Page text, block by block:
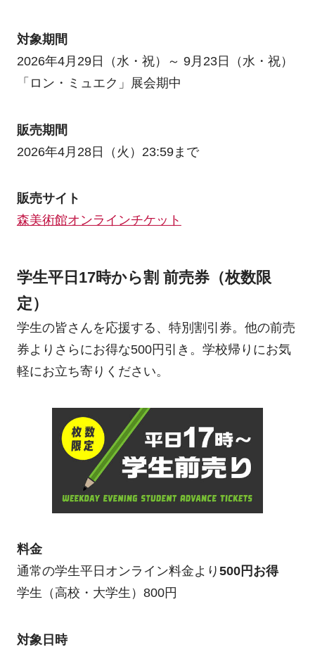
対象期間
2026年4月29日（水・祝）～ 9月23日（水・祝）
「ロン・ミュエク」展会期中
販売期間
2026年4月28日（火）23:59まで
販売サイト
森美術館オンラインチケット
学生平日17時から割 前売券（枚数限
定）
学生の皆さんを応援する、特別割引券。他の前売
券よりさらにお得な500円引き。学校帰りにお気
軽にお立ち寄りください。
料金
通常の学生平日オンライン料金より 500円お得
学生（高校・大学生）800円
対象日時